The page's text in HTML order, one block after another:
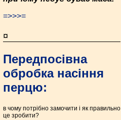
=>>>=
¤
Передпосівна
обробка насіння
перцю:
в чому потрібно замочити і як правильно
це зробити?